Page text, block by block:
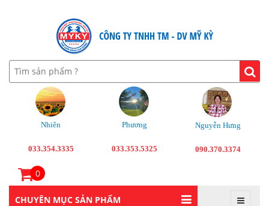
Nhiên
033.354.3335
Phương
033.353.5325
Nguyễn Hưng
090.370.3374
0
CHUYÊN MỤC SẢN PHẨM